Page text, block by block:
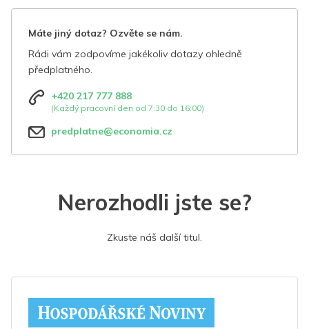
Máte jiný dotaz? Ozvěte se nám.
Rádi vám zodpovíme jakékoliv dotazy ohledně
předplatného.
+420 217 777 888
(Každý pracovní den od 7:30 do 16:00)
predplatne@economia.cz
Nerozhodli jste se?
Zkuste náš další titul.